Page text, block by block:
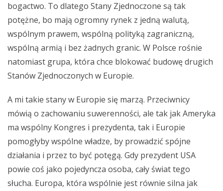
bogactwo. To dlatego Stany Zjednoczone są tak
potężne, bo mają ogromny rynek z jedną walutą,
wspólnym prawem, wspólną polityką zagraniczną,
wspólną armią i bez żadnych granic. W Polsce rośnie
natomiast grupa, która chce blokować budowę drugich
Stanów Zjednoczonych w Europie.
A mi takie stany w Europie się marzą. Przeciwnicy
mówią o zachowaniu suwerenności, ale tak jak Ameryka
ma wspólny Kongres i prezydenta, tak i Europie
pomogłyby wspólne władze, by prowadzić spójne
działania i przez to być potęgą. Gdy prezydent USA
powie coś jako pojedyncza osoba, cały świat tego
słucha. Europa, która wspólnie jest równie silna jak